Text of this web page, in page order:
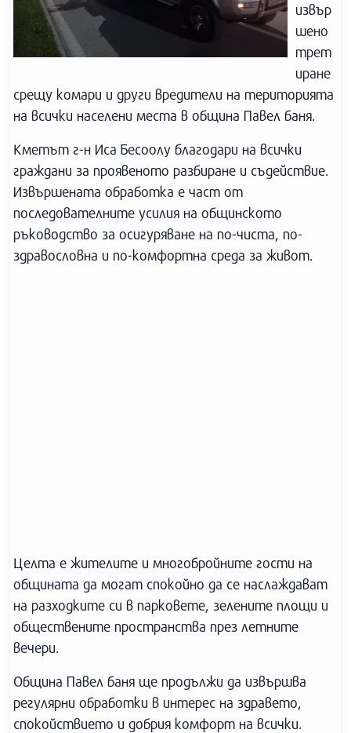
извър
шено
трет
иране
срещу комари и други вредители на територията
на всички населени места в община Павел баня.
Кметът г-н Иса Бесоолу благодари на всички
граждани за проявеното разбиране и съдействие.
Извършената обработка е част от
последователните усилия на общинското
ръководство за осигуряване на по-чиста, по-
здравословна и по-комфортна среда за живот.
Целта е жителите и многобройните гости на
общината да могат спокойно да се наслаждават
на разходките си в парковете, зелените площи и
обществените пространства през летните
вечери.
Община Павел баня ще продължи да извършва
регулярни обработки в интерес на здравето,
спокойствието и добрия комфорт на всички.